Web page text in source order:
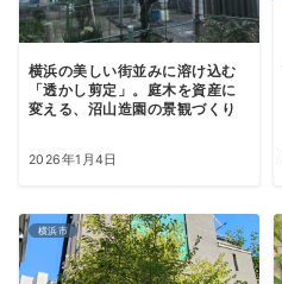
横浜の美しい街並みに溶け込む
「透かし剪定」。庭木を資産に
変える、沼山造園の景観づくり
2026年1月4日
横浜市